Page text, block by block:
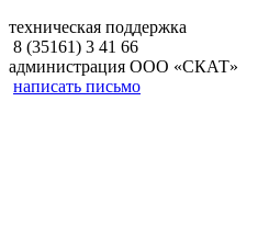
техническая поддержка
8 (35161) 3 41 66
администрация ООО «СКАТ»
написать письмо